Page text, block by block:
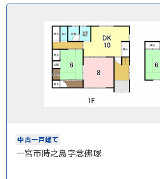
中古一戸建て
一宮市時之島字念佛塚